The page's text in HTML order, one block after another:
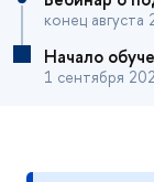
конец августа
Начало
1 сентября